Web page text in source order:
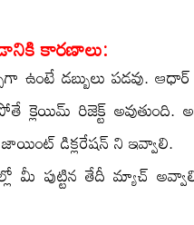
కారణాలు:
ఉంటే డబ్బులు పడవు.
క్లెయిమ్ రిజెక్ట్
డిక్లరేషన్ ని ఇవ్వాలి.
మీ పుట్టిన తేదీ మ్యాచ్